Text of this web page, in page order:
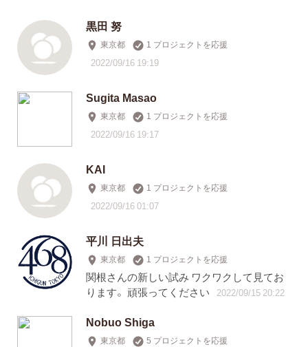
黒田 努
東京都 1 プロジェクトを応援
2022/09/16 19:19
Sugita Masao
東京都 1 プロジェクトを応援
2022/09/16 19:17
KAI
東京都 1 プロジェクトを応援
2022/09/16 01:07
平川 日出夫
東京都 1 プロジェクトを応援
関根さんの新しい試み ワクワクして見てお
ります。 頑張ってください
2022/09/15 20:22
Nobuo Shiga
東京都 5 プロジェクトを応援